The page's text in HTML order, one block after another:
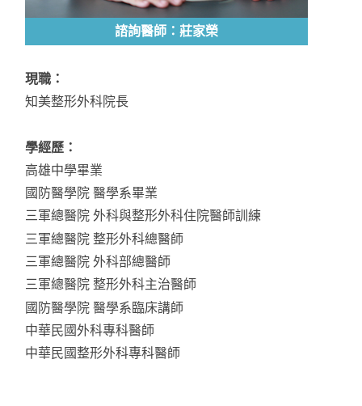
諮詢醫師：莊家榮
現職：
知美整形外科院長
學經歷：
高雄中學畢業
國防醫學院 醫學系畢業
三軍總醫院 外科與整形外科住院醫師訓練
三軍總醫院 整形外科總醫師
三軍總醫院 外科部總醫師
三軍總醫院 整形外科主治醫師
國防醫學院 醫學系臨床講師
中華民國外科專科醫師
中華民國整形外科專科醫師